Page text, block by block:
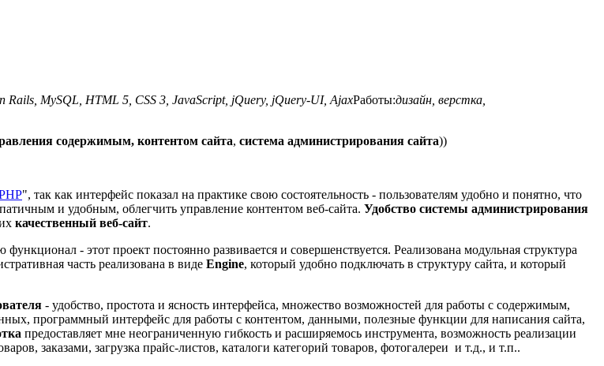
Rails, MySQL, HTML 5, CSS 3, JavaScript, jQuery, jQuery-UI, AjaxРаботы:дизайн, верстка,
содержимым, контентом сайта, система администрирования сайта))
", так как интерфейс показал на практике свою состоятельность - пользователям удобно и понятно, что
и удобным, облегчить управление контентом веб-сайта. Удобство системы администрирования
качественный веб-сайт.
- этот проект постоянно развивается и совершенствуется. Реализована модульная структура
часть реализована в виде Engine, который удобно подключать в структуру сайта, и который
- удобство, простота и ясность интерфейса, множество возможностей для работы с содержимым,
программный интерфейс для работы с контентом, данными, полезные функции для написания сайта,
предоставляет мне неограниченную гибкость и расширяемось инструмента, возможность реализации
заказами, загрузка прайс-листов, каталоги категорий товаров, фотогалереи и т.д., и т.п..